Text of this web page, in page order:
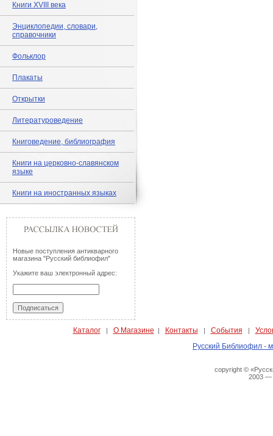
Книги XVIII века
Энциклопедии, словари,
справочники
Фольклор
Плакаты
Открытки
Литературоведение
Книговедение, библиография
Книги на церковно-славянском
языке
Книги на иностранных языках
Новые поступления антикварного
магазина "Русский библиофил"
Укажите ваш электронный адрес:
Каталог| О Магазине | Контакты | События |
Русский Библиофил -
copyright ©
2003 —